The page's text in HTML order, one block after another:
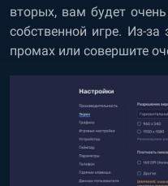
вторых, вам будет
собственной игре. Из-
промах или совершите